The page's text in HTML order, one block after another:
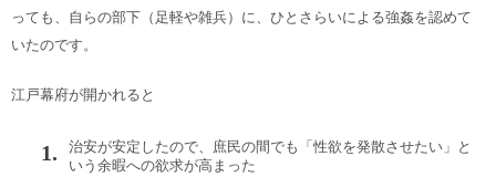
っても、自らの部下（足軽や雑兵）に、ひとさらいによる強姦を認めて
いたのです。
江戸幕府が開かれると
治安が安定したので、庶民の間でも「性欲を発散させたい」と
いう余暇への欲求が高まった